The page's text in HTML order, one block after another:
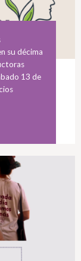
su décima
13 de